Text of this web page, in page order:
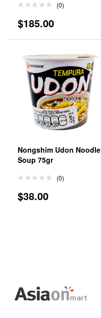
(0)
$185.00
Nongshim Udon Noodle
Soup 75gr
(0)
$38.00